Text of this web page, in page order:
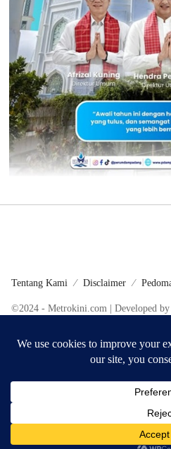
Tentang Kami Disclaimer
©2024 - Metrokini.com | Developed by